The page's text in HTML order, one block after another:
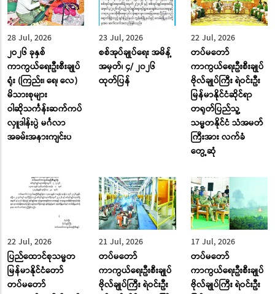
28 Jul, 2026
၂ဝ၂၆ ခုနှစ်
ကာကွယ်ရေးဦးစီးချုပ်
ရုံး (ကြည်း၊ ရေ၊ လေ)
မိသားစုများ
ဝါဆိုသင်္ကန်းဆက်ကပ်
လှူဒါန်းပွဲ မင်္ဂလာ
အခမ်းအနားကျင်းပ
23 Jul, 2026
စစ်အုပ်ချုပ်ရေး အမိန့်
အမှတ်၊ ၄/ ၂၀၂၆
ထုတ်ပြန်
22 Jul, 2026
တပ်မတော်
ကာကွယ်ရေးဦးစီးချုပ်
ဗိုလ်ချုပ်ကြီး ရဲဝင်းဦး
မြန်မာနိုင်ငံဆိုင်ရာ
တရုတ်ပြည်သူ့
သမ္မတနိုင်ငံ သံအမတ်
ကြီးအား လက်ခံ
တွေ့ဆုံ
22 Jul, 2026
ပြည်ထောင်စုသမ္မတ
မြန်မာနိုင်ငံတော်
တပ်မတော်
21 Jul, 2026
တပ်မတော်
ကာကွယ်ရေးဦးစီးချုပ်
ဗိုလ်ချုပ်ကြီး ရဲဝင်းဦး
17 Jul, 2026
တပ်မတော်
ကာကွယ်ရေးဦးစီးချုပ်
ဗိုလ်ချုပ်ကြီး ရဲဝင်းဦး